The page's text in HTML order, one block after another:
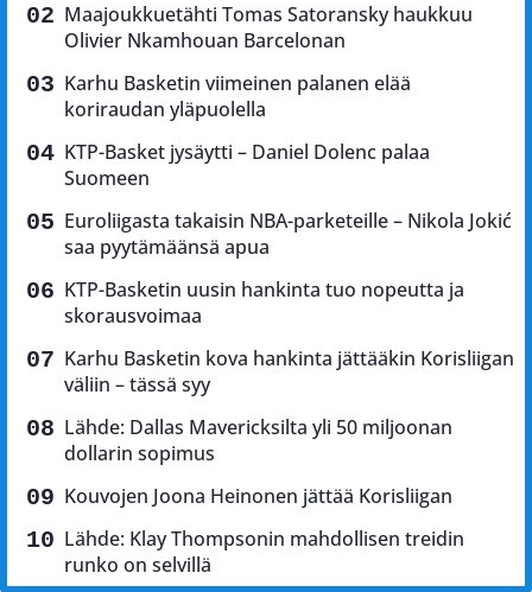
Maajoukkuetähti Tomas Satoransky haukkuu
Olivier Nkamhouan Barcelonan
Karhu Basketin viimeinen palanen elää
koriraudan yläpuolella
KTP-Basket jysäytti – Daniel Dolenc palaa
Suomeen
Euroliigasta takaisin NBA-parketeille – Nikola Jokić
saa pyytämäänsä apua
KTP-Basketin uusin hankinta tuo nopeutta ja
skorausvoimaa
Karhu Basketin kova hankinta jättääkin Korisliigan
väliin – tässä syy
Lähde: Dallas Mavericksilta yli 50 miljoonan
dollarin sopimus
Kouvojen Joona Heinonen jättää Korisliigan
Lähde: Klay Thompsonin mahdollisen treidin
runko on selvillä